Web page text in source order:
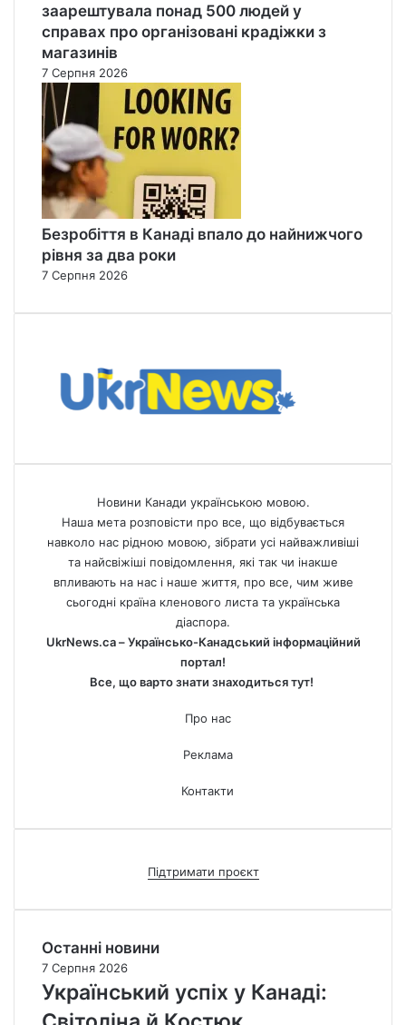
заарештувала понад 500 людей у
справах про організовані крадіжки з
магазинів
7 Серпня 2026
Безробіття в Канаді впало до найнижчого
рівня за два роки
7 Серпня 2026
Новини Канади українською мовою.
Наша мета розповісти про все, що відбувається
навколо нас рідною мовою, зібрати усі найважливіші
та найсвіжіші повідомлення, які так чи інакше
впливають на нас і наше життя, про все, чим живе
сьогодні країна кленового листа та українська
діаспора.
UkrNews.ca – Українсько-Канадський інформаційний
портал!
Все, що варто знати знаходиться тут!
Про нас
Реклама
Контакти
Підтримати проєкт
Останні новини
7 Серпня 2026
Український успіх у Канаді: